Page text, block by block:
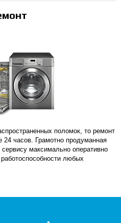
поломок, то ремонт
24 часов. Грамотно продуманная
максимально оперативно
любых